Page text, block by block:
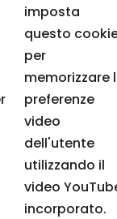
imposta
questo
per
memorizzare
preferenze
video
dell'utente
utilizzando il
video
incorporato.